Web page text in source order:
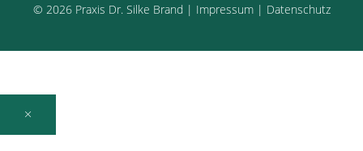
© 2026 Praxis Dr. Silke Brand | Impressum| Datenschutz
×